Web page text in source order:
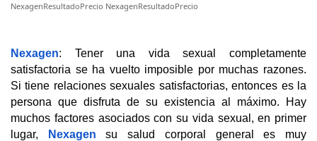
NexagenResultadoPrecio NexagenResultadoPrecio
Nexagen: Tener una vida sexual completamente
satisfactoria se ha vuelto imposible por muchas razones.
Si tiene relaciones sexuales satisfactorias, entonces es la
persona que disfruta de su existencia al máximo. Hay
muchos factores asociados con su vida sexual, en primer
lugar,
Nexagen su salud corporal general es muy